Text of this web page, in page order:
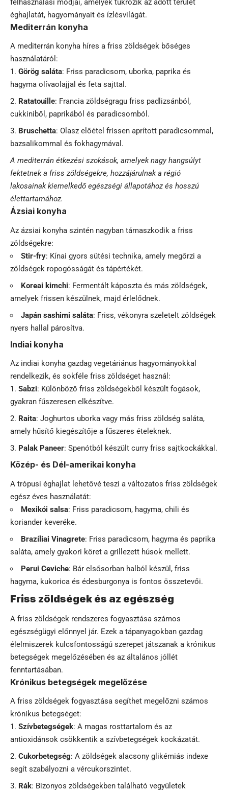
felhasználási módjai, amelyek tükrözik az adott terület
éghajlatát, hagyományait és ízlésvilágát.
Mediterrán konyha
A mediterrán konyha híres a friss zöldségek bőséges
használatáról:
Görög saláta: Friss paradicsom, uborka, paprika és
hagyma olívaolajjal és feta sajttal.
Ratatouille: Francia zöldségragu friss padlizsánból,
cukkiniből, paprikából és paradicsomból.
Bruschetta: Olasz előétel frissen aprított paradicsommal,
bazsalikommal és fokhagymával.
A mediterrán étkezési szokások, amelyek nagy hangsúlyt
fektetnek a friss zöldségekre, hozzájárulnak a régió
lakosainak kiemelkedő egészségi állapotához és hosszú
élettartamához.
Ázsiai konyha
Az ázsiai konyha szintén nagyban támaszkodik a friss
zöldségekre:
Stir-fry: Kínai gyors sütési technika, amely megőrzi a
zöldségek ropogósságát és tápértékét.
Koreai kimchi: Fermentált káposzta és más zöldségek,
amelyek frissen készülnek, majd érlelődnek.
Japán sashimi saláta: Friss, vékonyra szeletelt zöldségek
nyers hallal párosítva.
Indiai konyha
Az indiai konyha gazdag vegetáriánus hagyományokkal
rendelkezik, és sokféle friss zöldséget használ:
Sabzi: Különböző friss zöldségekből készült fogások,
gyakran fűszeresen elkészítve.
Raita: Joghurtos uborka vagy más friss zöldség saláta,
amely hűsítő kiegészítője a fűszeres ételeknek.
Palak Paneer: Spenótból készült curry friss sajtkockákkal.
Közép- és Dél-amerikai konyha
A trópusi éghajlat lehetővé teszi a változatos friss zöldségek
egész éves használatát:
Mexikói salsa: Friss paradicsom, hagyma, chili és
koriander keveréke.
Brazíliai Vinagrete: Friss paradicsom, hagyma és paprika
saláta, amely gyakori köret a grillezett húsok mellett.
Perui Ceviche: Bár elsősorban halból készül, friss
hagyma, kukorica és édesburgonya is fontos összetevői.
Friss zöldségek és az egészség
A friss zöldségek rendszeres fogyasztása számos
egészségügyi előnnyel jár. Ezek a tápanyagokban gazdag
élelmiszerek kulcsfontosságú szerepet játszanak a krónikus
betegségek megelőzésében és az általános jóllét
fenntartásában.
Krónikus betegségek megelőzése
A friss zöldségek fogyasztása segíthet megelőzni számos
krónikus betegséget:
Szívbetegségek: A magas rosttartalom és az
antioxidánsok csökkentik a szívbetegségek kockázatát.
Cukorbetegség: A zöldségek alacsony glikémiás indexe
segít szabályozni a vércukorszintet.
Rák: Bizonyos zöldségekben található vegyületek